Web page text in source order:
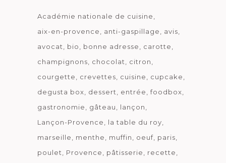
Académie nationale de cuisine
aix-en-provence
anti-gaspillage
avis
avocat
bio bonne adresse
carotte
champignons
chocolat
citron
courgette
crevettes cuisine
cupcake
degusta box
dessert entrée
foodbox
gastronomie
gâteau
lançon
Lançon-Provence
la table du roy
marseille
menthe muffin oeuf paris
poulet
Provence pâtisserie
recette